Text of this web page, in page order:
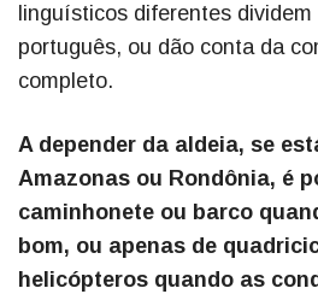
linguísticos diferentes
português, ou dão conta da
completo.
A depender da aldeia, se
Amazonas ou Rondônia, é
caminhonete ou barco
bom, ou apenas de
helicópteros quando as